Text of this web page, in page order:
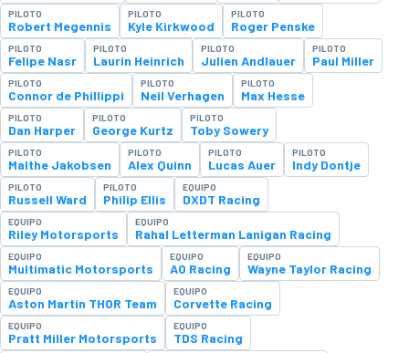
PILOTO
Robert Megennis
PILOTO
Kyle Kirkwood
PILOTO
Roger Penske
PILOTO
Felipe Nasr
PILOTO
Laurin Heinrich
PILOTO
Julien Andlauer
PILOTO
Paul Miller
PILOTO
Connor de Phillippi
PILOTO
Neil Verhagen
PILOTO
Max Hesse
PILOTO
Dan Harper
PILOTO
George Kurtz
PILOTO
Toby Sowery
PILOTO
Malthe Jakobsen
PILOTO
Alex Quinn
PILOTO
Lucas Auer
PILOTO
Indy Dontje
PILOTO
Russell Ward
PILOTO
Philip Ellis
EQUIPO
DXDT Racing
EQUIPO
Riley Motorsports
EQUIPO
Rahal Letterman Lanigan Racing
EQUIPO
Multimatic Motorsports
EQUIPO
AO Racing
EQUIPO
Wayne Taylor Racing
EQUIPO
Aston Martin THOR Team
EQUIPO
Corvette Racing
EQUIPO
Pratt Miller Motorsports
EQUIPO
TDS Racing